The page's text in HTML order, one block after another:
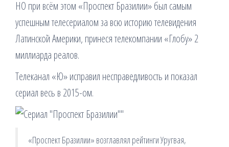
НО при всём этом «Проспект Бразилии» был самым
успешным телесериалом за всю историю телевидения
Латинской Америки, принеся телекомпании «Глобу» 2
миллиарда реалов.
Телеканал «Ю» исправил несправедливость и показал
сериал весь в 2015-ом.
«Проспект Бразилии» возглавлял рейтинги Уругвая,